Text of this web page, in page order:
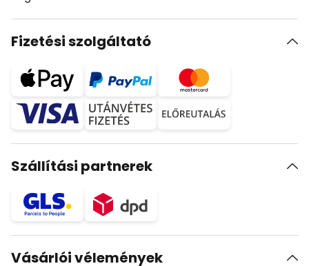
Fizetési szolgáltató
Szállítási partnerek
Vásárlói vélemények